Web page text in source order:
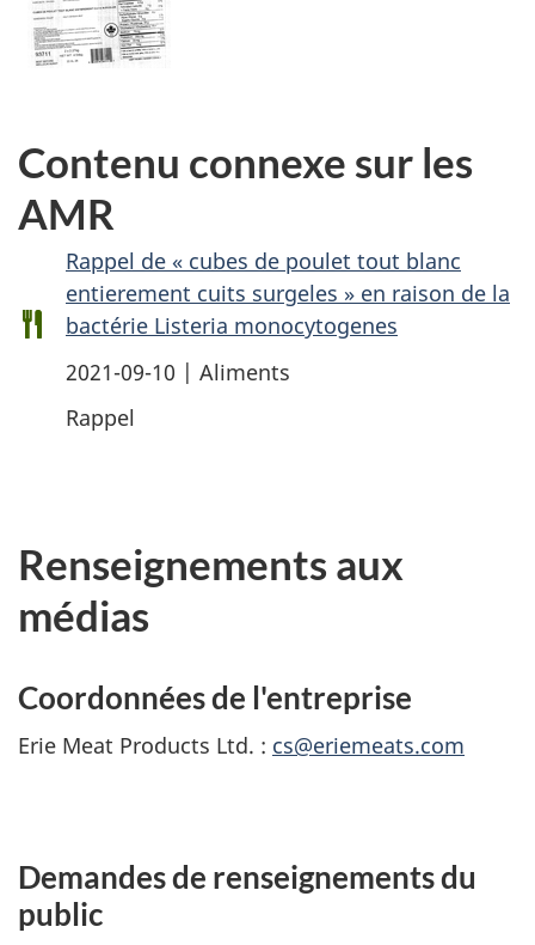
Contenu connexe sur les
AMR
Rappel de « cubes de poulet tout blanc
entierement cuits surgeles » en raison de la
bactérie Listeria monocytogenes
2021-09-10 | Aliments
Rappel
Renseignements aux
médias
Coordonnées de l'entreprise
Erie Meat Products Ltd. : cs@eriemeats.com
Demandes de renseignements du
public